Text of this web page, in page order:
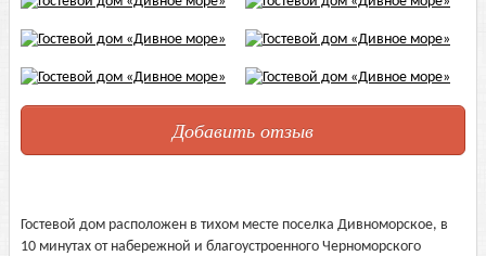
Добавить отзыв
Гостевой дом расположен в тихом месте поселка Дивноморское, в
10 минутах от набережной и благоустроенного Черноморского